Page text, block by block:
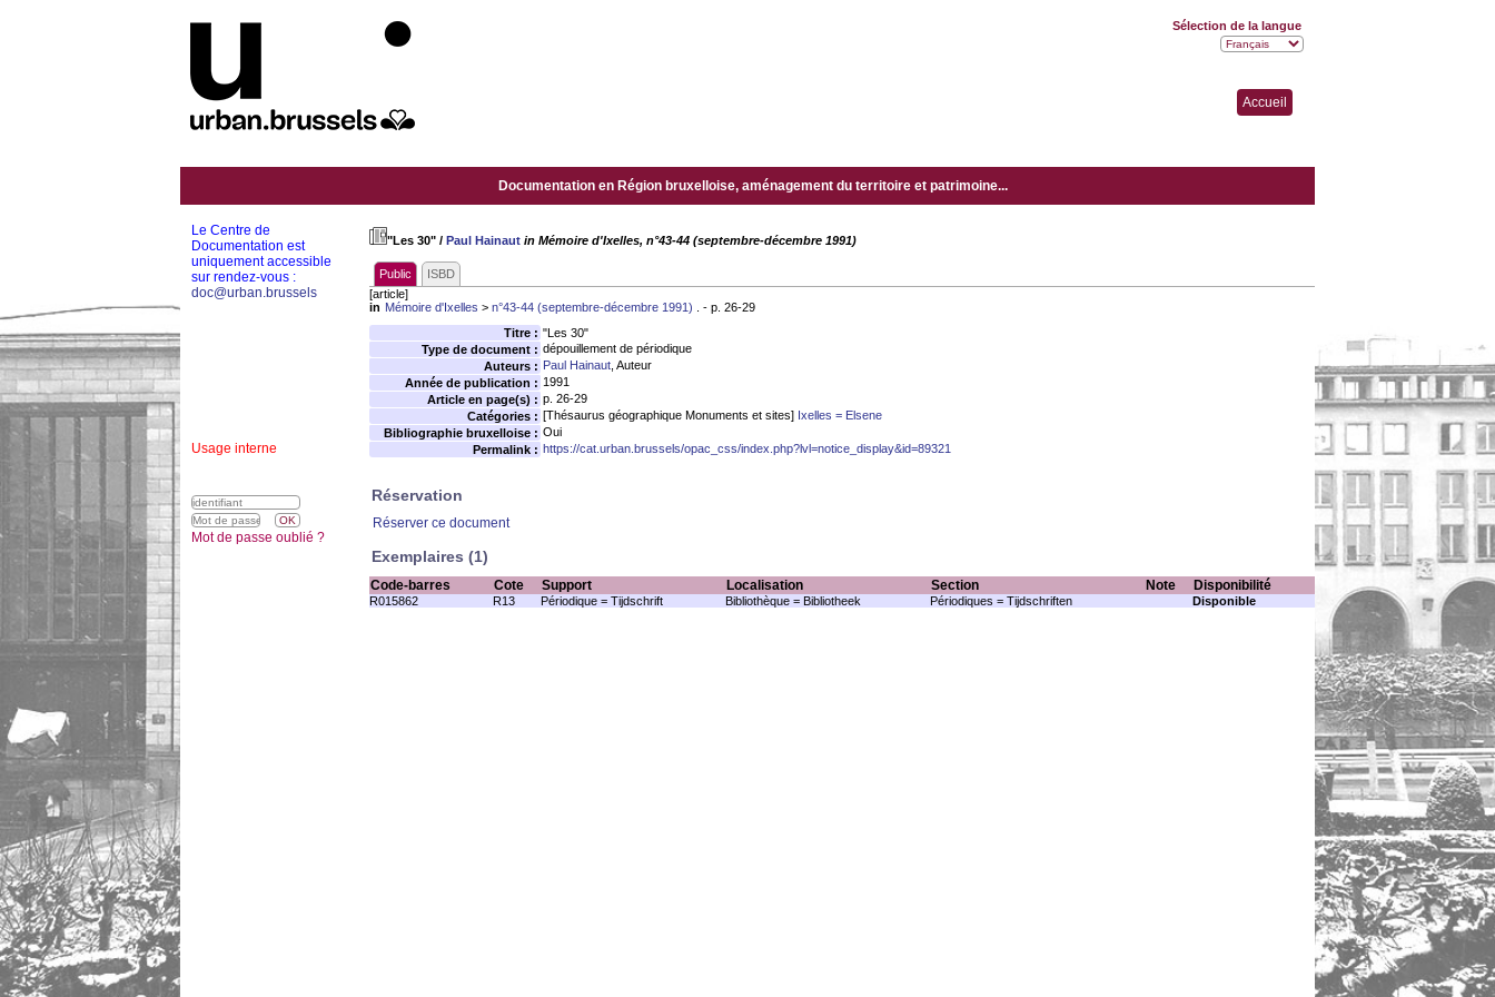
Accueil
Documentation en Région bruxelloise, aménagement du territoire et patrimoine...
"Les 30" / Paul Hainaut in Mémoire d'Ixelles, n°43-44 (septembre-décembre 1991)
Public
ISBD
[article]
in Mémoire d'Ixelles > n°43-44 (septembre-décembre 1991) . - p. 26-29
Titre : "Les 30"
Type de document : dépouillement de périodique
Auteurs : Paul Hainaut , Auteur
Année de publication : 1991
Article en page(s) : p. 26-29
Catégories : [Thésaurus géographique Monuments et sites] Ixelles = Elsene
Bibliographie bruxelloise : Oui
Permalink : https://cat.urban.brussels/opac_css/index.php?lvl=notice_display&id=89321
Réservation
Réserver ce document
Exemplaires (1)
Code-barres Cote Support Localisation Section Note Disponibilité
R015862 R13 Périodique = Tijdschrift Bibliothèque = Bibliotheek Périodiques = Tijdschriften Disponible
Le Centre de
Documentation est
uniquement accessible
sur rendez-vous :
doc@urban.brussels
Usage interne
Sélection de la langue
Mot de passe oublié ?